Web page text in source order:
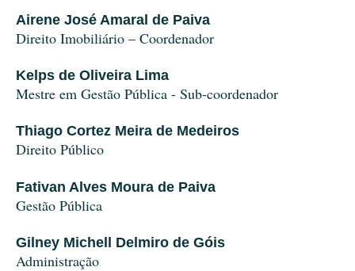
Airene José Amaral de Paiva
Direito Imobiliário – Coordenador
Kelps de Oliveira Lima
Mestre em Gestão Pública - Sub-coordenador
Thiago Cortez Meira de Medeiros
Direito Público
Fativan Alves Moura de Paiva
Gestão Pública
Gilney Michell Delmiro de Góis
Administração